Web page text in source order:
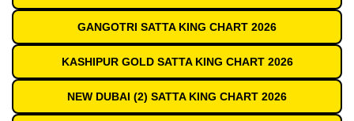
GANGOTRI SATTA KING CHART 2026
KASHIPUR GOLD SATTA KING CHART 2026
NEW DUBAI (2) SATTA KING CHART 2026